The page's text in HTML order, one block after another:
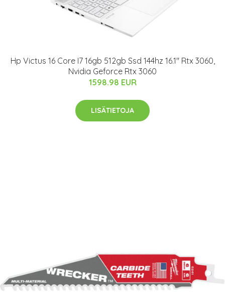
Hp Victus 16 Core I7 16gb 512gb Ssd 144hz 16.1" Rtx 3060,
Nvidia Geforce Rtx 3060
1598.98 EUR
LISÄTIETOJA